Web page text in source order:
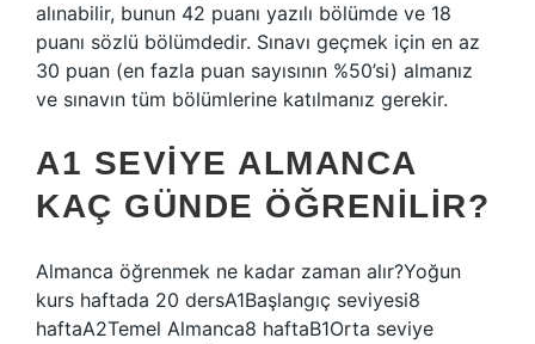
alınabilir, bunun 42 puanı yazılı bölümde ve 18
puanı sözlü bölümdedir. Sınavı geçmek için en az
30 puan (en fazla puan sayısının %50’si) almanız
ve sınavın tüm bölümlerine katılmanız gerekir.
A1 SEVIYE ALMANCA
KAÇ GÜNDE ÖĞRENILIR?
Almanca öğrenmek ne kadar zaman alır?Yoğun
kurs haftada 20 dersA1Başlangıç ​​seviyesi8
haftaA2Temel Almanca8 haftaB1Orta seviye